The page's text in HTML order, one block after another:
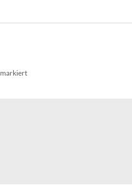
markiert